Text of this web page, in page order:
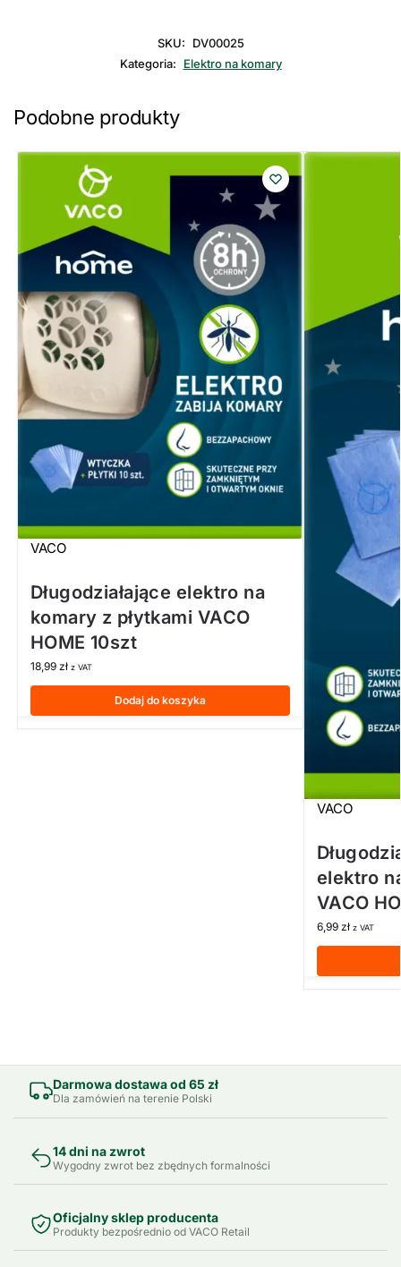
SKU:
DV00025
Kategoria:
Elektro na komary
Podobne produkty
VACO
Długodziałające elektro na
komary z płytkami VACO
HOME 10szt
18,99 zł z VAT
Dodaj do koszyka
VACO
elektro
VACO
6,99 zł z VAT
Darmowa dostawa od 65 zł
Dla zamówień na terenie Polski
14 dni na zwrot
Wygodny zwrot bez zbędnych formalności
Oficjalny sklep producenta
Produkty bezpośrednio od VACO Retail